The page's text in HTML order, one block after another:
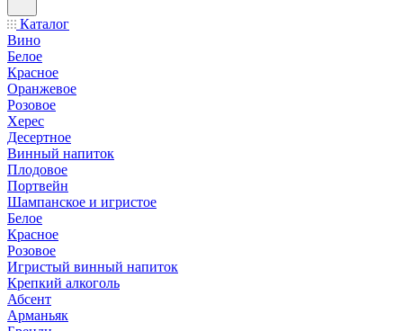
Каталог
Вино
Белое
Красное
Оранжевое
Розовое
Херес
Десертное
Винный напиток
Плодовое
Портвейн
Шампанское и игристое
Белое
Красное
Розовое
Игристый винный напиток
Крепкий алкоголь
Абсент
Арманьяк